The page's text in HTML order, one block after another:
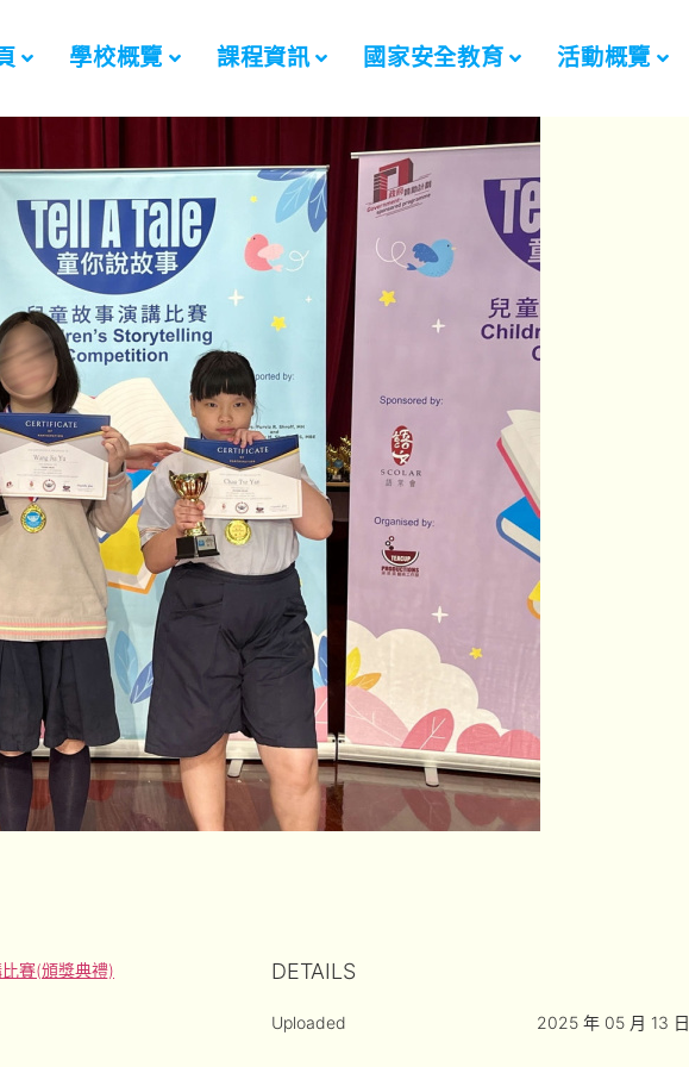
學校概覽 課程資訊 國家安全教育 活動概覽
賽(頒獎典禮) DETAILS
Uploaded 2025 年 05 月 13 日